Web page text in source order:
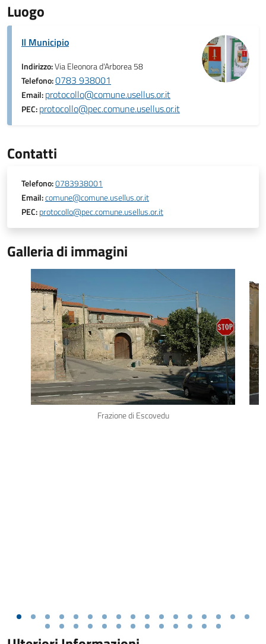
Luogo
Il Municipio
Indirizzo:Via Eleonora d'Arborea 58
Telefono:0783 938001
Email:protocollo@comune.usellus.or.it
PEC:protocollo@pec.comune.usellus.or.it
Contatti
Telefono:0783938001
Email:comune@comune.usellus.or.it
PEC:protocollo@pec.comune.usellus.or.it
Galleria di immagini
Frazione di Escovedu